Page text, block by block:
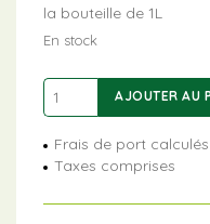
la bouteille de 1L
En stock
quantité
de
AJOUTER AU
Frais de port
Taxes comprises